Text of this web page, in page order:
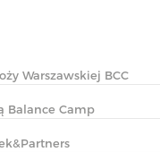
Warszawskiej BCC
Balance Camp